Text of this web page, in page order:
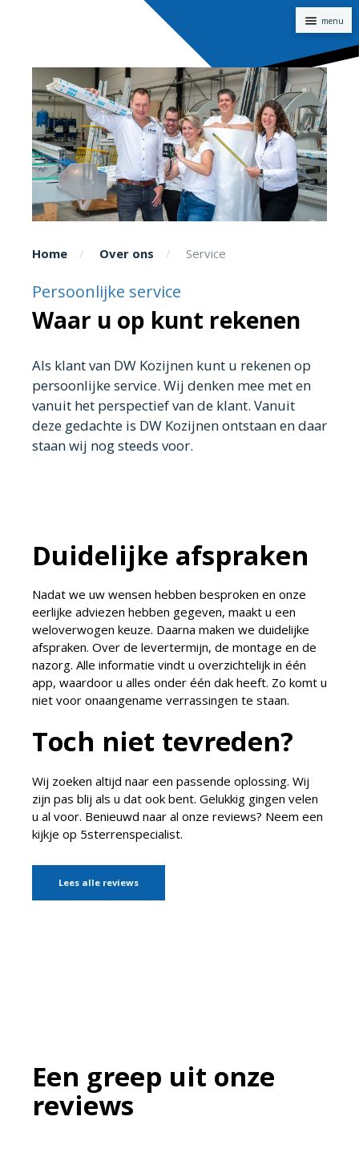
Home Over ons Service
Persoonlijke service
Waar u op kunt rekenen
Als klant van DW Kozijnen kunt u rekenen op
persoonlijke service. Wij denken mee met en
vanuit het perspectief van de klant. Vanuit
deze gedachte is DW Kozijnen ontstaan en daar
staan wij nog steeds voor.
Duidelijke afspraken
Nadat we uw wensen hebben besproken en onze
eerlijke adviezen hebben gegeven, maakt u een
weloverwogen keuze. Daarna maken we duidelijke
afspraken. Over de levertermijn, de montage en de
nazorg. Alle informatie vindt u overzichtelijk in één
app, waardoor u alles onder één dak heeft. Zo komt u
niet voor onaangename verrassingen te staan.
Toch niet tevreden?
Wij zoeken altijd naar een passende oplossing. Wij
zijn pas blij als u dat ook bent. Gelukkig gingen velen
u al voor. Benieuwd naar al onze reviews? Neem een
kijkje op 5sterrenspecialist.
Lees alle reviews
Een greep uit onze
reviews